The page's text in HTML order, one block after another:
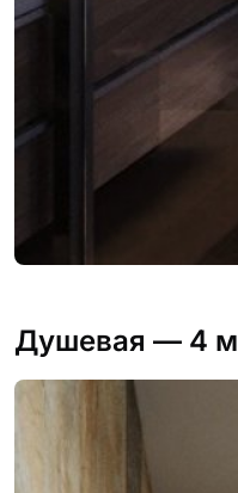
Душевая — 4 м